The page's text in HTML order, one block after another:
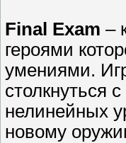
Final Exam –
героями
умениями.
столкнуться
нелинейных
новому